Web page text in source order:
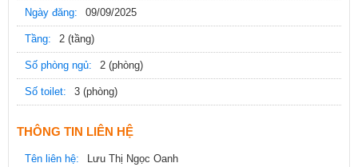
Ngày đăng: 09/09/2025
Tầng: 2 (tầng)
Số phòng ngủ: 2 (phòng)
Số toilet: 3 (phòng)
THÔNG TIN LIÊN HỆ
Tên liên hệ: Lưu Thị Ngọc Oanh